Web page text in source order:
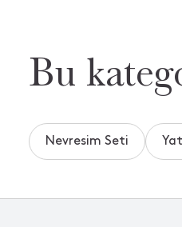
Bu
Nevresim Seti